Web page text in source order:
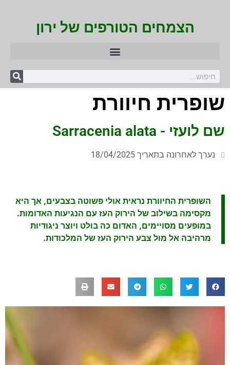
הצמחים הטורפים של ירון
שופרית חיוורת
שם לועזי - Sarracenia alata
נערך לאחרונה בתאריך 18/04/2025
השופרית החיוורת נראית אולי פשוטה בצבעים, אך היא
מקסימה בשילוב של הירוק העז עם הנגיעות האדומות.
במופעים מסויימים, האדום כה בולט ויוצר ניגודיות
מרהיבה אל מול צבע הירוק העז של המלכודות.